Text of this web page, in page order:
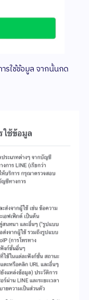
รใช้ข้อมูล จากนั้นกด